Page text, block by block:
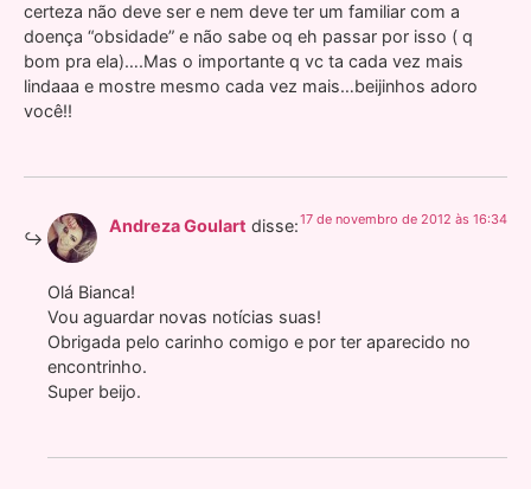
certeza não deve ser e nem deve ter um familiar com a
doença “obsidade” e não sabe oq eh passar por isso ( q
bom pra ela)….Mas o importante q vc ta cada vez mais
lindaaa e mostre mesmo cada vez mais…beijinhos adoro
você!!
Andreza Goulart disse:17 de novembro de 2012 às 16:34
Olá Bianca!
Vou aguardar novas notícias suas!
Obrigada pelo carinho comigo e por ter aparecido no
encontrinho.
Super beijo.